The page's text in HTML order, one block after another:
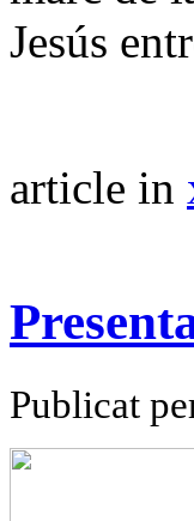
Jesús
article in
Publicat